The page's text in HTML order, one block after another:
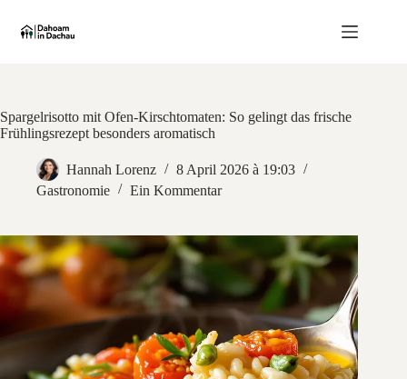
Inhalt
springen
Spargelrisotto mit Ofen-Kirschtomaten: So gelingt das frische
Frühlingsrezept besonders aromatisch
Hannah Lorenz
8 April 2026 à 19:03
Gastronomie
Ein Kommentar